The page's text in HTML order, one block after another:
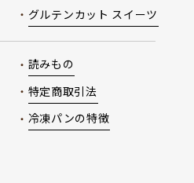
グルテンカット スイーツ
読みもの
特定商取引法
冷凍パンの特徴